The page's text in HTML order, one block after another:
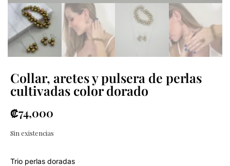
Collar, aretes y pulsera de perlas
cultivadas color dorado
₡74,000
Sin existencias
Trio perlas doradas